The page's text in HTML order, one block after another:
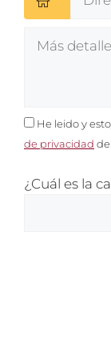
He leido y
de privacidad
¿Cuál es la